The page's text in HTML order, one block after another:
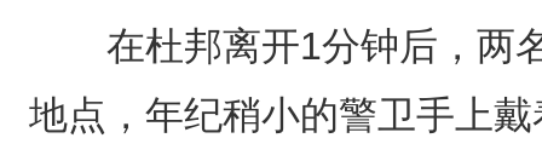
在杜邦离开1分钟后，两
地点，年纪稍小的警卫手上